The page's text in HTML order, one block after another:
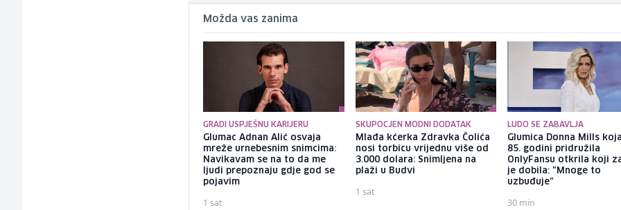
Možda vas zanima
GRADI USPJEŠNU KARIJERU
Glumac Adnan Alić osvaja
mreže urnebesnim snimcima:
Navikavam se na to da me
ljudi prepoznaju gdje god se
pojavim
1 sat
SKUPOCJEN MODNI DODATAK
Mlađa kćerka Zdravka Čolića
nosi torbicu vrijednu više od
3.000 dolara: Snimljena na
plaži u Budvi
1 sat
LUDO SE ZABAVLJA
Glumica Donna Mills
85. godini pridružila
OnlyFansu otkrila koji
je dobila: "Mnoge to
uzbuđuje"
30 min